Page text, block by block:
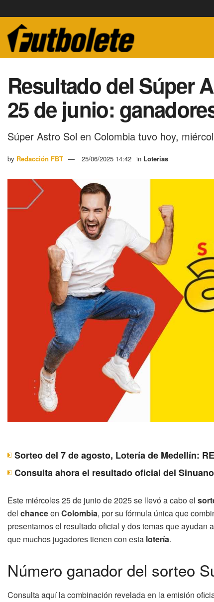
Resultado del Súper
25 de junio:
Súper Astro Sol en Colombia tuvo hoy,
by Redacción FBT 25/06/2025 14:42 in Loterias
Sorteo del 7 de agosto, Lotería de Medellín:
Consulta ahora el resultado oficial del
Este miércoles 25 de junio de 2025 se llevó a cabo el
del chanceen Colombia, por su fórmula única que
presentamos el resultado oficial y dos temas que
que muchos jugadores tienen con esta lotería.
Número ganador del sorteo
Consulta aquí la combinación revelada en la emisión